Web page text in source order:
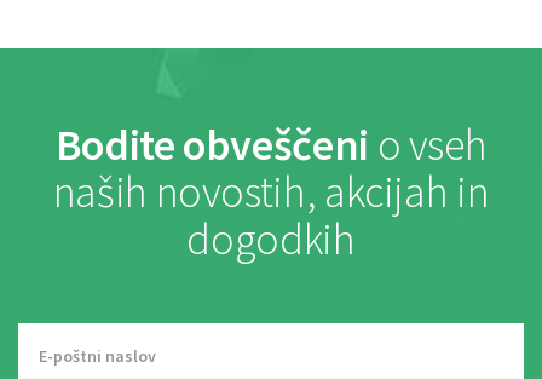
Bodite obveščeni o vseh
naših novostih, akcijah in
dogodkih